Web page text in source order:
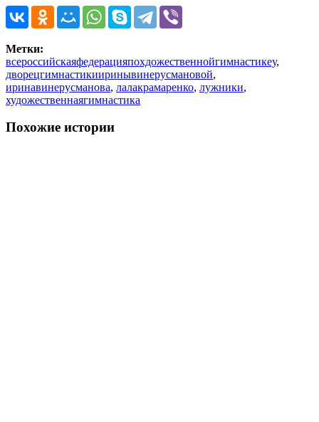
Метки:
всероссийскаяфедерацияпохдожественнойгимнастикеу,
дворецгимнастикииринывинерусмановой,
иринавинерусманова, лалакрамаренко, лужники,
художественнаягимнастика
Похожие истории